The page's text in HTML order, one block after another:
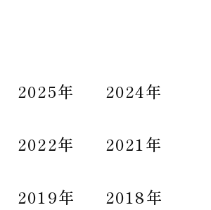
2025年 2024年
2022年 2021年
2019年 2018年